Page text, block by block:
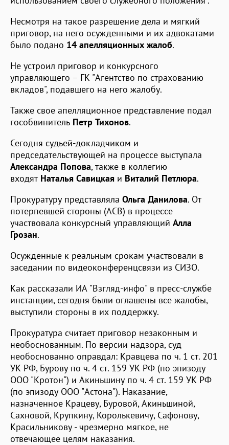
Несмотря на такое разрешение дела и мягкий
приговор, на него осужденными и их адвокатами
было подано 14 апелляционных жалоб.
Не устроил приговор и конкурсного
управляющего – ГК "Агентство по страхованию
вкладов", подавшего на него жалобу.
Также свое апелляционное представление подал
гособвинитель Петр Тихонов.
Сегодня судьей-докладчиком и
председательствующей на процессе выступала
Александра Попова, также в коллегию
входят Наталья Савицкая и Виталий Петлюра.
Прокуратуру представляла Ольга Данилова. От
потерпевшей стороны (АСВ) в процессе
участвовала конкурсный управляющий Алла
Грозан.
Осужденные к реальным срокам участвовали в
заседании по видеоконференцсвязи из СИЗО.
Как рассказали ИА "Взгляд-инфо" в пресс-службе
инстанции, сегодня были оглашены все жалобы,
выступили стороны в их поддержку.
Прокуратура считает приговор незаконным и
необоснованным. По версии надзора, суд
необоснованно оправдал: Кравцева по ч. 1 ст. 201
УК РФ, Бурову по ч. 4 ст. 159 УК РФ (по эпизоду
ООО "Кротон") и Акиньшину по ч. 4 ст. 159 УК РФ
(по эпизоду ООО "Астона"). Наказание,
назначенное Крацеву, Буровой, Акиньшиной,
Сахновой, Крупкину, Королькевичу, Сафонову,
Красильникову - чрезмерно мягкое, не
отвечающее целям наказания.